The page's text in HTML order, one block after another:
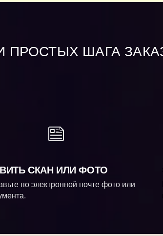
ПРОСТЫХ ШАГА
СКАН ИЛИ ФОТО
по электронной почте фото или